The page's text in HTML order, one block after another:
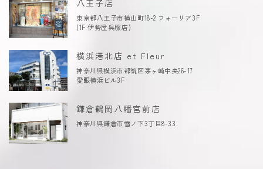
八王子店
東京都八王子市横山町18-2 フォーリア3F
(1F 伊勢屋呉服店)
横浜港北店 et Fleur
神奈川県横浜市都筑区茅ヶ崎中央26-17
愛眼横浜ビル3F
鎌倉鶴岡八幡宮前店
神奈川県鎌倉市雪ノ下3丁目8-33